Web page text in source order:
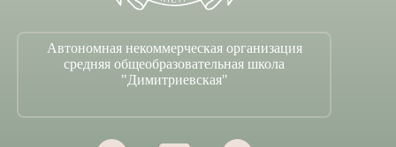
Автономная некоммерческая организация
средняя общеобразовательная школа
"Димитриевская"